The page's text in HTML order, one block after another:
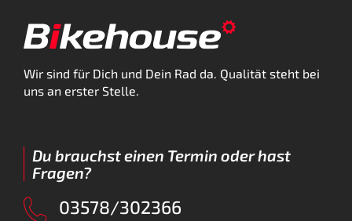
Wir sind für Dich und Dein Rad da. Qualität steht bei
uns an erster Stelle.
Du brauchst einen Termin oder hast
Fragen?
03578/302366